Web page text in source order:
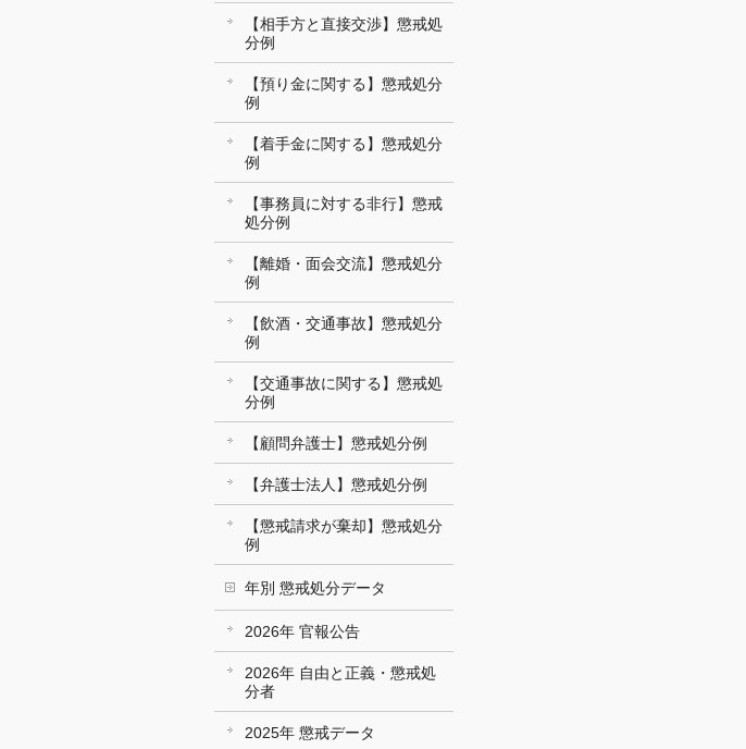
【相手方と直接交渉】懲戒処
分例
【預り金に関する】懲戒処分
例
【着手金に関する】懲戒処分
例
【事務員に対する非行】懲戒
処分例
【離婚・面会交流】懲戒処分
例
【飲酒・交通事故】懲戒処分
例
【交通事故に関する】懲戒処
分例
【顧問弁護士】懲戒処分例
【弁護士法人】懲戒処分例
【懲戒請求が棄却】懲戒処分
例
年別 懲戒処分データ
2026年 官報公告
2026年 自由と正義・懲戒処
分者
2025年 懲戒データ